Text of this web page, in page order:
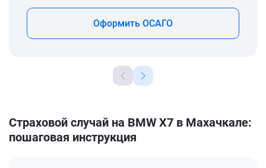
Оформить ОСАГО
Страховой случай на BMW X7 в Махачкале:
пошаговая инструкция